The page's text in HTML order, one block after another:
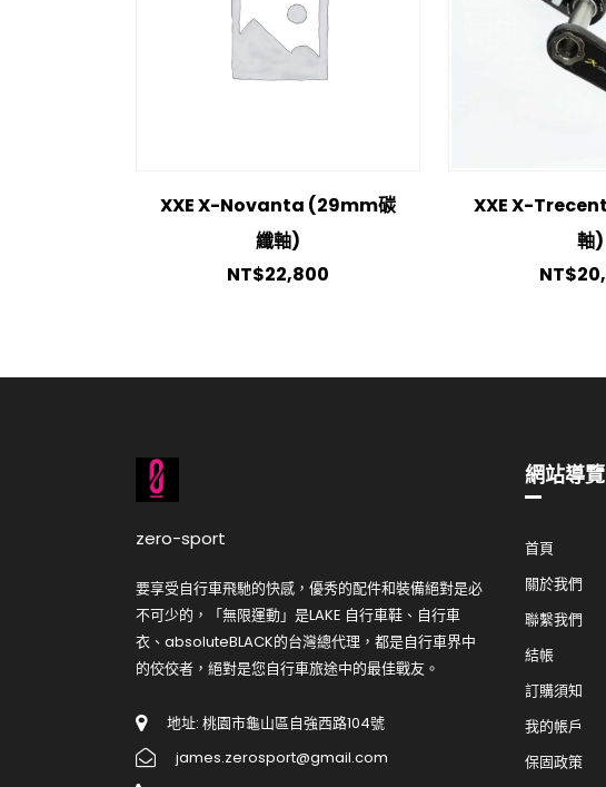
XXE X-Novanta (29mm碳
纖軸)
NT$22,800
XXE X-
軸)
NT$
zero-sport
要享受自行車飛馳的快感，優秀的配件和裝備絕對是必
不可少的，「無限運動」是LAKE 自行車鞋、自行車
衣、absoluteBLACK的台灣總代理，都是自行車界中
的佼佼者，絕對是您自行車旅途中的最佳戰友。
地址: 桃園市龜山區自強西路104號
james.zerosport@gmail.com
網站導覽
首頁
關於我們
聯繫我們
結帳
訂購須知
我的帳戶
保固政策